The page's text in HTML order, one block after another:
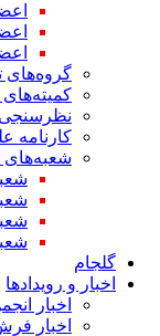
گروه‌های
کمیته‌های
نظرسنجی
کارنامه
شعبه‌های
شعبه
شعبه
شعبه
گلجام
اخبار و رویدادها
اخبار انجمن
اخبار فرش